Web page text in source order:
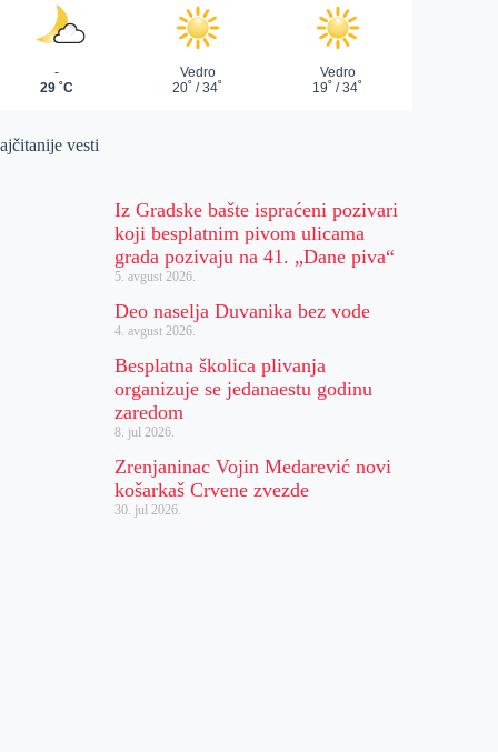
vesti
Iz Gradske bašte ispraćeni pozivari
koji besplatnim pivom ulicama
grada pozivaju na 41. „Dane piva“
5. avgust 2026.
Deo naselja Duvanika bez vode
4. avgust 2026.
Besplatna školica plivanja
organizuje se jedanaestu godinu
zaredom
8. jul 2026.
Zrenjaninac Vojin Medarević novi
košarkaš Crvene zvezde
30. jul 2026.